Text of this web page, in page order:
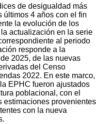
de desigualdad más
últimos 4 años con el fin
la evolución de los
actualización en la serie
al periodo
responde a la
2025, de las nuevas
del Censo
2022. En este marco,
EPHC fueron ajustados
poblacional, con el
estimaciones provenientes
con la nueva